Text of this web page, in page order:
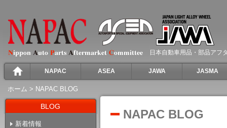
日本自動車用品・部品アフ
NAPAC ASEA JAWA JASMA
ホーム > NAPAC BLOG
BLOG
新着情報
NAPAC BLOG